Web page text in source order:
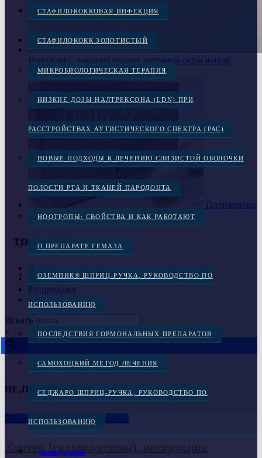
СТАФИЛОКОККОВАЯ ИНФЕКЦИЯ
СТАФИЛОКОКК ЗОЛОТИСТЫЙ
МИКРОБИОЛОГИЧЕСКАЯ ТЕРАПИЯ
НИЗКИЕ ДОЗЫ НАЛТРЕКСОНА (LDN) ПРИ
РАССТРОЙСТВАХ АУТИСТИЧЕСКОГО СПЕКТРА (РАС)
НОВЫЕ ПОДХОДЫ К ЛЕЧЕНИЮ СЛИЗИСТОЙ ОБОЛОЧКИ
ПОЛОСТИ РТА И ТКАНЕЙ ПАРОДОНТА
НООТРОПЫ: СВОЙСТВА И КАК РАБОТАЮТ
О ПРЕПАРАТЕ ГЕМАЗА
ОЗЕМПИК® ШПРИЦ-РУЧКА, РУКОВОДСТВО ПО
ИСПОЛЬЗОВАНИЮ
ПОСЛЕДСТВИЯ ГОРМОНАЛЬНЫХ ПРЕПАРАТОВ
САМОХОЦКИЙ МЕТОД ЛЕЧЕНИЯ
СЕДЖАРО ШПРИЦ-РУЧКА, РУКОВОДСТВО ПО
ИСПОЛЬЗОВАНИЮ
Оплата/доставка
Варилрикс, вакцина против ветряной оспы живая
5,500.00грн.
Полижинакс
12 капсул вагинальных
ТОП МЕНЮ
О нас
Все товары
Распродажа
Корзина
Искать
×
НЕ ПРОПУСТИТЕ
Лекарственные препараты
Кортеф (гидрокортизон), инструкция